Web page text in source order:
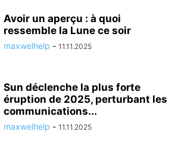
Avoir un aperçu : à quoi
ressemble la Lune ce soir
maxwelhelp - 11.11.2025
Sun déclenche la plus forte
éruption de 2025, perturbant les
communications...
maxwelhelp - 11.11.2025